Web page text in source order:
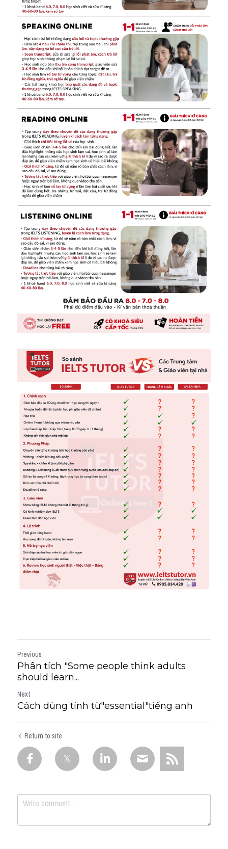
Previous
Phân tích "Some people think adults
should learn...
Next
Cách dùng tính từ"essential"tiếng anh
Return to site